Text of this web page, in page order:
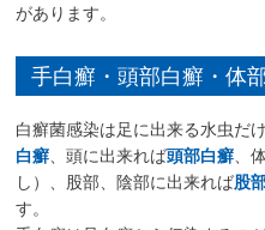
があります。
手白癬・頭部白癬・体
白癬菌感染は足に出来る水虫だ
白癬 、頭に出来れば頭部白癬 、
し）、股部、陰部に出来れば股
す。